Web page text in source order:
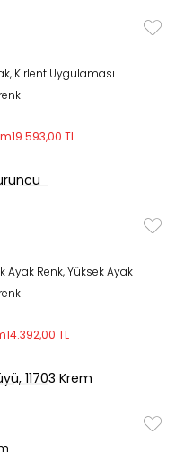
Kırlent Uygulaması
19.593,00 TL
Ayak Renk, Yüksek Ayak
14.392,00 TL